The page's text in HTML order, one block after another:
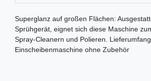
Superglanz auf großen Flächen:
Sprühgerät, eignet sich diese Maschine
Spray-Cleanern und Polieren.
Einscheibenmaschine ohne Zubehör